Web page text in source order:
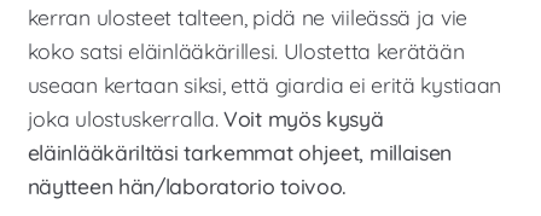
kerran ulosteet talteen, pidä ne viileässä ja vie
koko satsi eläinlääkärillesi. Ulostetta kerätään
useaan kertaan siksi, että giardia ei eritä kystiaan
joka ulostuskerralla.Voit myös kysyä
eläinlääkäriltäsi tarkemmat ohjeet, millaisen
näytteen hän/laboratorio toivoo.